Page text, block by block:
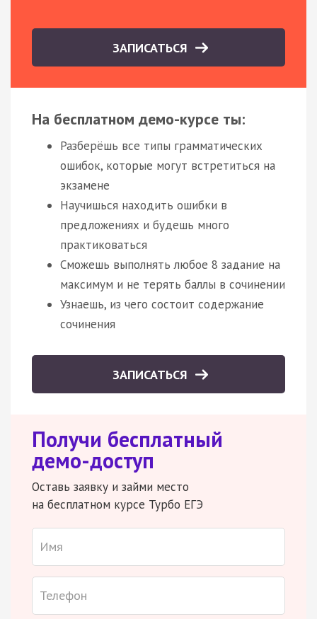
ЗАПИСАТЬСЯ
На бесплатном демо-курсе ты:
Разберёшь все типы грамматических
ошибок, которые могут встретиться на
экзамене
Научишься находить ошибки в
предложениях и будешь много
практиковаться
Сможешь выполнять любое 8 задание на
максимум и не терять баллы в сочинении
Узнаешь, из чего состоит содержание
сочинения
ЗАПИСАТЬСЯ
Получи бесплатный
демо-доступ
Оставь заявку и займи место
на бесплатном курсе Турбо ЕГЭ